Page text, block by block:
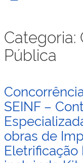
Categoria:
Pública
SEINF –
obras de
Eletrificação